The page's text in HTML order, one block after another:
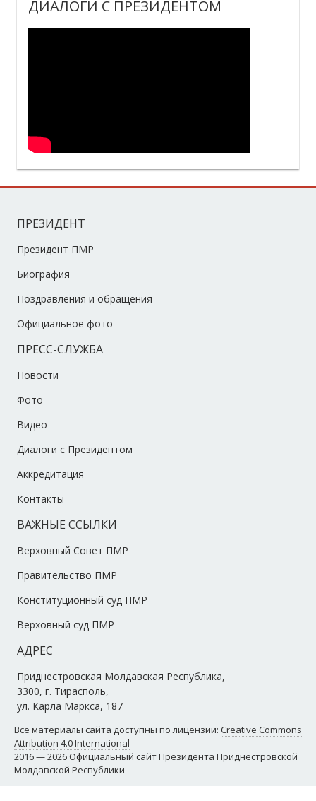
ДИАЛОГИ С ПРЕЗИДЕНТОМ
ПРЕЗИДЕНТ
Президент ПМР
Биография
Поздравления и обращения
Официальное фото
ПРЕСС-СЛУЖБА
Новости
Фото
Видео
Диалоги с Президентом
Аккредитация
Контакты
ВАЖНЫЕ ССЫЛКИ
Верховный Совет ПМР
Правительство ПМР
Конституционный суд ПМР
Верховный суд ПМР
АДРЕС
Приднестровская Молдавская Республика,
3300, г. Тирасполь,
ул. Карла Маркса, 187
Все материалы сайта доступны по лицензии: Creative Commons
Attribution 4.0 International
2016 — 2026 Официальный сайт Президента Приднестровской
Молдавской Республики